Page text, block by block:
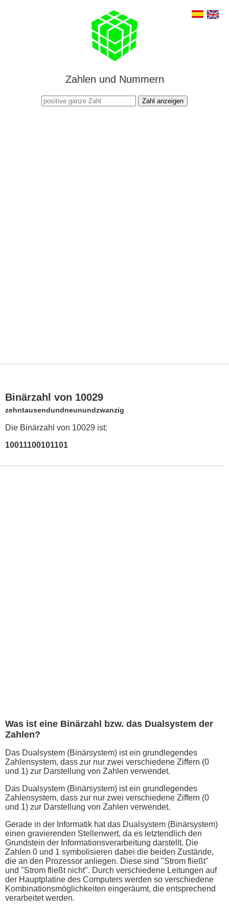
Zahlen und Nummern
Zahl anzeigen
Binärzahl von 10029
zehntausendundneunundzwanzig
Die Binärzahl von 10029 ist:
10011100101101
Was ist eine Binärzahl bzw. das Dualsystem der
Zahlen?
Das Dualsystem (Binärsystem) ist ein grundlegendes
Zahlensystem, dass zur nur zwei verschiedene Ziffern (0
und 1) zur Darstellung von Zahlen verwendet.
Das Dualsystem (Binärsystem) ist ein grundlegendes
Zahlensystem, dass zur nur zwei verschiedene Ziffern (0
und 1) zur Darstellung von Zahlen verwendet.
Gerade in der Informatik hat das Dualsystem (Binärsystem)
einen gravierenden Stellenwert, da es letztendlich den
Grundstein der Informationsverarbeitung darstellt. Die
Zahlen 0 und 1 symbolisieren dabei die beiden Zustände,
die an den Prozessor anliegen. Diese sind "Strom fließt"
und "Strom fließt nicht". Durch verschiedene Leitungen auf
der Hauptplatine des Computers werden so verschiedene
Kombinationsmöglichkeiten eingeräumt, die entsprechend
verarbeitet werden.